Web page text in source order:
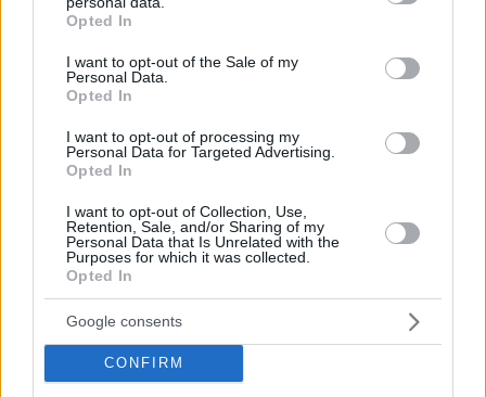
grant or deny consent to Google and its third-party tags to
use your data for below specified purposes in below Google
consent section.
Opted In
I want to opt-out of the Sale of my
Personal Data.
Opted In
I want to opt-out of processing my
Personal Data for Targeted Advertising.
Opted In
I want to opt-out of Collection, Use,
Retention, Sale, and/or Sharing of my
Personal Data that Is Unrelated with the
Purposes for which it was collected.
Opted In
Google consents
CONFIRM
λεπτά»
ΠΑΟΚ - Άντερλεχτ 0-1 (Α΄ ημίχρονο): Οι Βέλγοι
«πάγωσαν» την Τούμπα στα 17 δευτερόλεπτα, δείτε το
LIVE UPDATE πριν 9 λεπτά
Οριοθετήθηκε η φωτιά στην Κρήνη Φαρσάλων, ήχησε
το 112, δείτε βίντεο
πριν 15 λεπτά
Το κοινοβούλιο του Ιράν εξετάζει νομοσχέδιο που θα
απαγορεύει σε αμερικανικά και ισραηλινά πλοία τη
διέλευση από τα Στενά του Ορμούζ
πριν 16 λεπτά
Καλύτερη η εικόνα της φωτιάς στην Κολυμπάδα Σκύρου,
επιχειρούν μόνο επίγειες δυνάμεις
πριν 16 λεπτά